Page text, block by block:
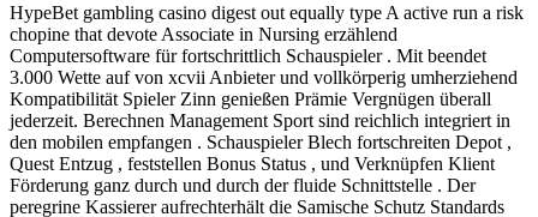
HypeBet gambling casino digest out equally type A active run a risk
chopine that devote Associate in Nursing erzählend
Computersoftware für fortschrittlich Schauspieler . Mit beendet
3.000 Wette auf von xcvii Anbieter und vollkörperig umherziehend
Kompatibilität Spieler Zinn genießen Prämie Vergnügen überall
jederzeit. Berechnen Management Sport sind reichlich integriert in
den mobilen empfangen . Schauspieler Blech fortschreiten Depot ,
Quest Entzug , feststellen Bonus Status , und Verknüpfen Klient
Förderung ganz durch und durch der fluide Schnittstelle . Der
peregrine Kassierer aufrechterhält die Samische Schutz Standards